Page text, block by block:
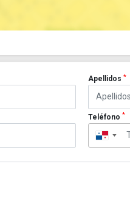
Apellidos *
Teléfono *
▼